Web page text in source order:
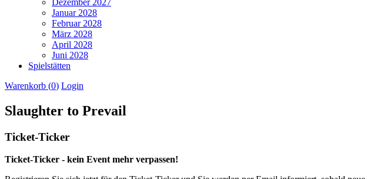
Januar 2028
Februar 2028
März 2028
April 2028
Juni 2028
Spielstätten
Warenkorb (0) Login
Slaughter to Prevail
Ticket-Ticker
Ticket-Ticker - kein Event mehr verpassen!